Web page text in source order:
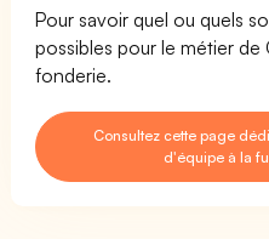
Pour savoir quel ou quels
possibles pour le métier de
fonderie.
Consultez cette page
d'équipe à la